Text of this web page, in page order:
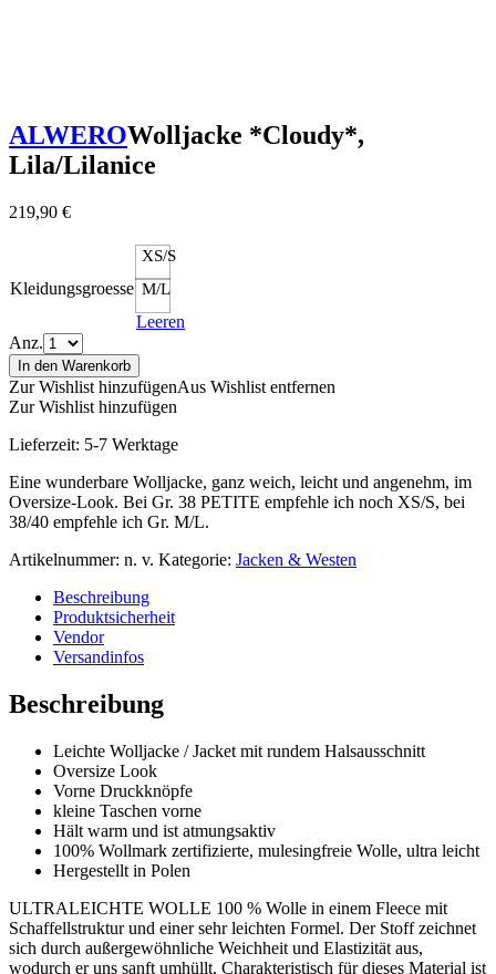
ALWEROWolljacke *Cloudy*,
Lila/Lilanice
219,90 €
Kleidungsgroesse
XS/S
M/L
Leeren
Anz.
In den Warenkorb
Zur Wishlist hinzufügenAus Wishlist entfernen
Zur Wishlist hinzufügen
Lieferzeit: 5-7 Werktage
Eine wunderbare Wolljacke, ganz weich, leicht und angenehm, im
Oversize-Look. Bei Gr. 38 PETITE empfehle ich noch XS/S, bei
38/40 empfehle ich Gr. M/L.
Artikelnummer: n. v. Kategorie: Jacken & Westen
Beschreibung
Produktsicherheit
Vendor
Versandinfos
Beschreibung
Leichte Wolljacke / Jacket mit rundem Halsausschnitt
Oversize Look
Vorne Druckknöpfe
kleine Taschen vorne
Hält warm und ist atmungsaktiv
100% Wollmark zertifizierte, mulesingfreie Wolle, ultra leicht
Hergestellt in Polen
ULTRALEICHTE WOLLE 100 % Wolle in einem Fleece mit
Schaffellstruktur und einer sehr leichten Formel. Der Stoff zeichnet
sich durch außergewöhnliche Weichheit und Elastizität aus,
wodurch er uns sanft umhüllt. Charakteristisch für dieses Material ist